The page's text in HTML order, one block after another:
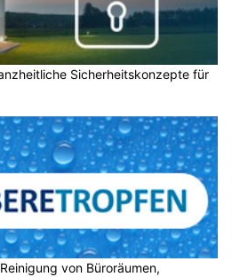
Sicherheitskonzepte für
von Büroräumen,